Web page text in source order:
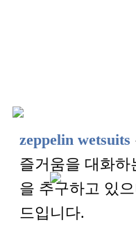
zeppelin wetsuits
즐거움을 대화
을 추구하고 있
드입니다.